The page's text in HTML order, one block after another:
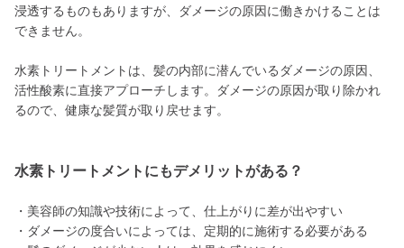
浸透するものもありますが、ダメージの原因に働きかけることは
できません。
水素トリートメントは、髪の内部に潜んでいるダメージの原因、
活性酸素に直接アプローチします。ダメージの原因が取り除かれ
るので、健康な髪質が取り戻せます。
水素トリートメントにもデメリットがある？
・美容師の知識や技術によって、仕上がりに差が出やすい
・ダメージの度合いによっては、定期的に施術する必要がある